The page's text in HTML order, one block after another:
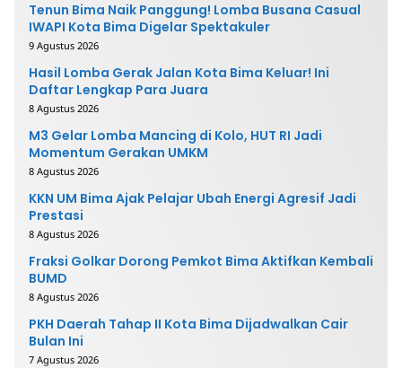
Tenun Bima Naik Panggung! Lomba Busana Casual
IWAPI Kota Bima Digelar Spektakuler
9 Agustus 2026
Hasil Lomba Gerak Jalan Kota Bima Keluar! Ini
Daftar Lengkap Para Juara
8 Agustus 2026
M3 Gelar Lomba Mancing di Kolo, HUT RI Jadi
Momentum Gerakan UMKM
8 Agustus 2026
KKN UM Bima Ajak Pelajar Ubah Energi Agresif Jadi
Prestasi
8 Agustus 2026
Fraksi Golkar Dorong Pemkot Bima Aktifkan Kembali
BUMD
8 Agustus 2026
PKH Daerah Tahap II Kota Bima Dijadwalkan Cair
Bulan Ini
7 Agustus 2026